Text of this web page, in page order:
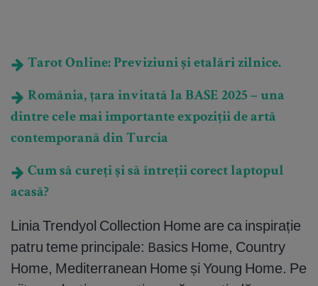
Tarot Online: Previziuni și etalări zilnice.
România, țara invitată la BASE 2025 – una
dintre cele mai importante expoziții de artă
contemporană din Turcia
Cum să cureți și să întreții corect laptopul
acasă?
Linia Trendyol Collection Home are ca inspirație
patru teme principale: Basics Home, Country
Home, Mediterranean Home și Young Home. Pe